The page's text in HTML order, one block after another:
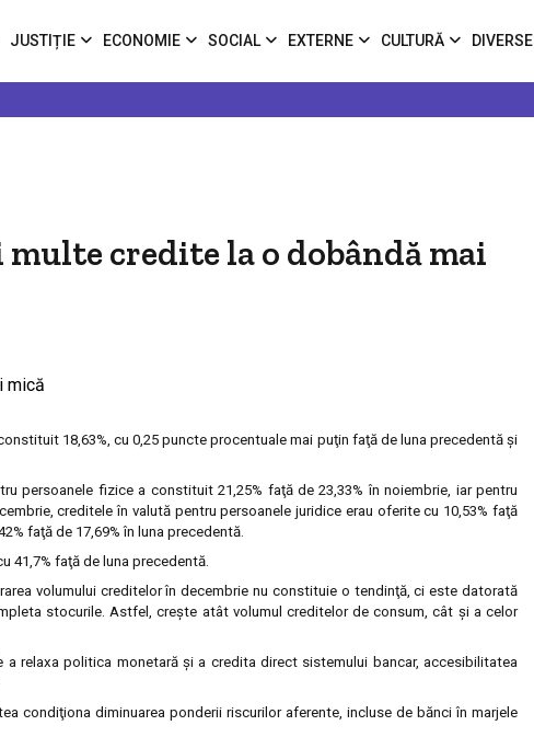
JUSTIȚIE ECONOMIE SOCIAL EXTERNE CULTURĂ DIVERSE
credite la o dobândă mai
18,63%, cu 0,25 puncte procentuale mai puţin faţă de luna precedentă şi
persoanele fizice a constituit 21,25% faţă de 23,33% în noiembrie, iar pentru
creditele în valută pentru persoanele juridice erau oferite cu 10,53% faţă
faţă de 17,69% în luna precedentă.
41,7% faţă de luna precedentă.
volumului creditelor în decembrie nu constituie o tendinţă, ci este datorată
stocurile. Astfel, creşte atât volumul creditelor de consum, cât şi a celor
relaxa politica monetară şi a credita direct sistemului bancar, accesibilitatea
condiţiona diminuarea ponderii riscurilor aferente, incluse de bănci în marjele